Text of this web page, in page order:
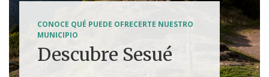
CONOCE QUÉ PUEDE OFRECERTE NUESTRO
MUNICIPIO
Descubre Sesué
Tierra de
aventuras